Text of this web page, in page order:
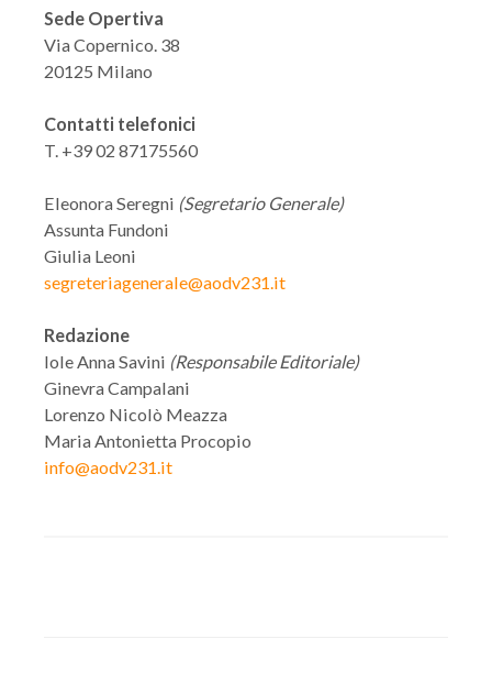
Sede Opertiva
Via Copernico. 38
20125 Milano
Contatti telefonici
T. +39 02 87175560
Eleonora Seregni (Segretario Generale)
Assunta Fundoni
Giulia Leoni
segreteriagenerale@aodv231.it
Redazione
Iole Anna Savini (Responsabile Editoriale)
Ginevra Campalani
Lorenzo Nicolò Meazza
Maria Antonietta Procopio
info@aodv231.it